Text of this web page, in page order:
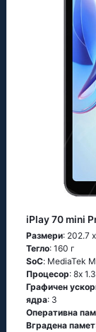
iPlay 70 mini
Размери: 202.7
Тегло: 160 г
SoC: МеdiаТеk
Процесор: 8х
Графичен
ядра: 3
Оперативна
Вградена памет